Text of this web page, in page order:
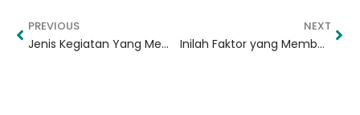
PREVIOUS
Jenis Kegiatan Yang Membutuhkan Jasa Rental Mobil Mewah
NEXT
Inilah Faktor yang Membuat Pariwisata Lombok Maju